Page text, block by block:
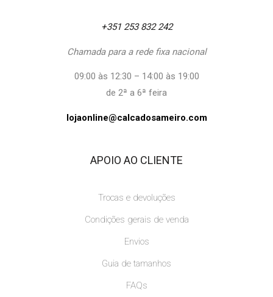
+351 253 832 242
Chamada para a rede fixa nacional
09:00 às 12:30 – 14:00 às 19:00
de 2ª a 6ª feira
lojaonline@calcadosameiro.com
APOIO AO CLIENTE
Trocas e devoluções
Condições gerais de venda
Envios
Guia de tamanhos
FAQs